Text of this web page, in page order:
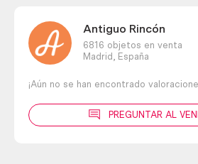
Antiguo Rincón
6816 objetos en venta
Madrid,
España
¡Aún no se han encontrado
PREGUNTAR AL